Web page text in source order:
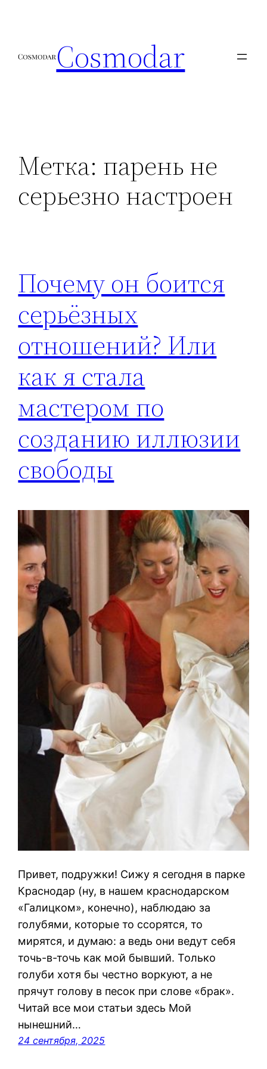
содержимомуCosmodar
Метка: парень не
серьезно настроен
Почему он боится
серьёзных
отношений? Или
как я стала
мастером по
созданию иллюзии
свободы
Привет, подружки! Сижу я сегодня в парке
Краснодар (ну, в нашем краснодарском
«Галицком», конечно), наблюдаю за
голубями, которые то ссорятся, то
мирятся, и думаю: а ведь они ведут себя
точь-в-точь как мой бывший. Только
голуби хотя бы честно воркуют, а не
прячут голову в песок при слове «брак».
Читай все мои статьи здесь Мой
нынешний…
24 сентября, 2025